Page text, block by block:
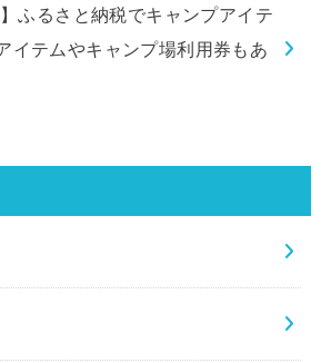
ふるさと納税でキャンプアイテ
イテムやキャンプ場利用券もあ